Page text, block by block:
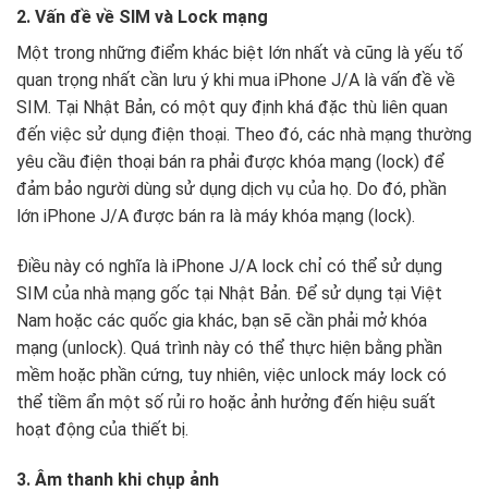
2. Vấn đề về SIM và Lock mạng
Một trong những điểm khác biệt lớn nhất và cũng là yếu tố
quan trọng nhất cần lưu ý khi mua iPhone J/A là vấn đề về
SIM. Tại Nhật Bản, có một quy định khá đặc thù liên quan
đến việc sử dụng điện thoại. Theo đó, các nhà mạng thường
yêu cầu điện thoại bán ra phải được khóa mạng (lock) để
đảm bảo người dùng sử dụng dịch vụ của họ. Do đó, phần
lớn iPhone J/A được bán ra là máy khóa mạng (lock).
Điều này có nghĩa là iPhone J/A lock chỉ có thể sử dụng
SIM của nhà mạng gốc tại Nhật Bản. Để sử dụng tại Việt
Nam hoặc các quốc gia khác, bạn sẽ cần phải mở khóa
mạng (unlock). Quá trình này có thể thực hiện bằng phần
mềm hoặc phần cứng, tuy nhiên, việc unlock máy lock có
thể tiềm ẩn một số rủi ro hoặc ảnh hưởng đến hiệu suất
hoạt động của thiết bị.
3. Âm thanh khi chụp ảnh